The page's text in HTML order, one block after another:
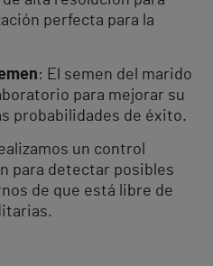
perfecta para la
: El semen del marido
para mejorar su
probabilidades de éxito.
un control
para detectar posibles
de que está libre de